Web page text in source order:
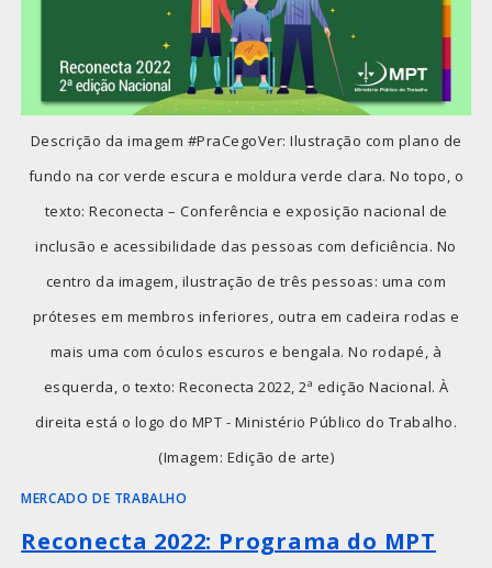
Descrição da imagem #PraCegoVer: Ilustração com plano de
fundo na cor verde escura e moldura verde clara. No topo, o
texto: Reconecta – Conferência e exposição nacional de
inclusão e acessibilidade das pessoas com deficiência. No
centro da imagem, ilustração de três pessoas: uma com
próteses em membros inferiores, outra em cadeira rodas e
mais uma com óculos escuros e bengala. No rodapé, à
esquerda, o texto: Reconecta 2022, 2ª edição Nacional. À
direita está o logo do MPT - Ministério Público do Trabalho.
(Imagem: Edição de arte)
MERCADO DE TRABALHO
Reconecta 2022: Programa do MPT